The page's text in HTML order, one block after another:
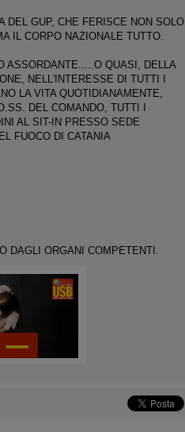
DEL GUP, CHE FERISCE NON SOLO
IL CORPO NAZIONALE TUTTO.
ASSORDANTE.....O QUASI, DELLA
NELL'INTERESSE DI TUTTI I
LA VITA QUOTIDIANAMENTE,
DEL COMANDO, TUTTI I
AL SIT-IN PRESSO SEDE
FUOCO DI CATANIA
DAGLI ORGANI COMPETENTI.